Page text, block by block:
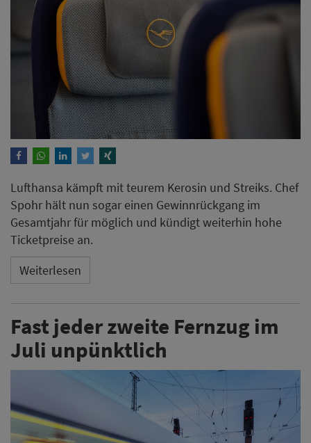
Lufthansa kämpft mit teurem Kerosin und Streiks. Chef
Spohr hält nun sogar einen Gewinnrückgang im
Gesamtjahr für möglich und kündigt weiterhin hohe
Ticketpreise an.
Weiterlesen
Fast jeder zweite Fernzug im
Juli unpünktlich